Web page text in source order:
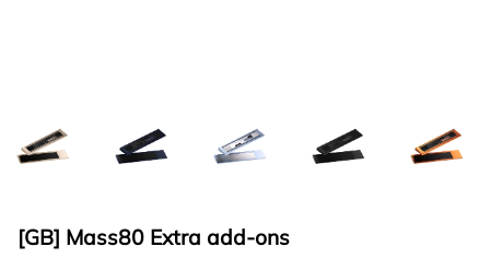
[GB] Mass80 Extra add-ons